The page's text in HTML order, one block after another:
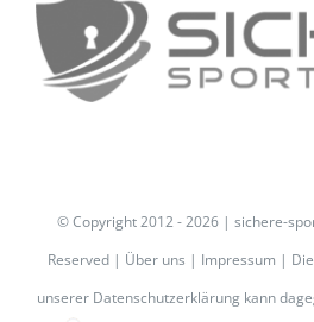
© Copyright 2012 -2026 | sichere-
Reserved | Über uns | Impressum |
unserer Datenschutzerklärungkann